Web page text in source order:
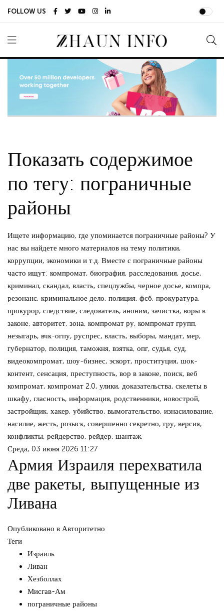
FOLLOW US
Показать содержимое
по тегу: пограничные
районы
Ищете информацию, где упоминается пограничные районы? У
нас вы найдете много материалов на тему политики,
коррупции, экономики и т.д. Вместе с пограничные районы
часто ищут: компромат, биография, расследования, досье,
криминал, скандал, власть, спецлужбы, черное досье, компра,
резонанс, криминальное дело, полиция, фсб, прокуратура,
прокурор, следствие, следователь, аноним, зачистка, воры в
законе, авторитет, зона, компромат ру, компромат групп,
незыгарь, вчк-огпу, руспрес, власть, выборы, мандат, мер,
губернатор, полиция, таможня, взятка, опг, судья, суд,
видеокомпромат, шоу-бизнес, эскорт, проституция, шок-
контент, сенсация, преступность, вор в законе, поиск, веб
компромат, компромат 2.0, улики, доказательства, скелеты в
шкафу, гласность, информация, родственники, новострой,
застройщик, хакер, убийство, вымогательство, изнасилование,
насилие, жесть, розыск, совершенно секретно, гру, версия,
конфликты, рейдерство, рейдер, шантаж.
Среда, 03 июня 2026 11:27
Армия Израиля перехватила
две ракеты, выпущенные из
Ливана
Опубликовано в Авторитетно
Теги
Израиль
Ливан
Хезболлах
Мисгав-Ам
пограничные районы